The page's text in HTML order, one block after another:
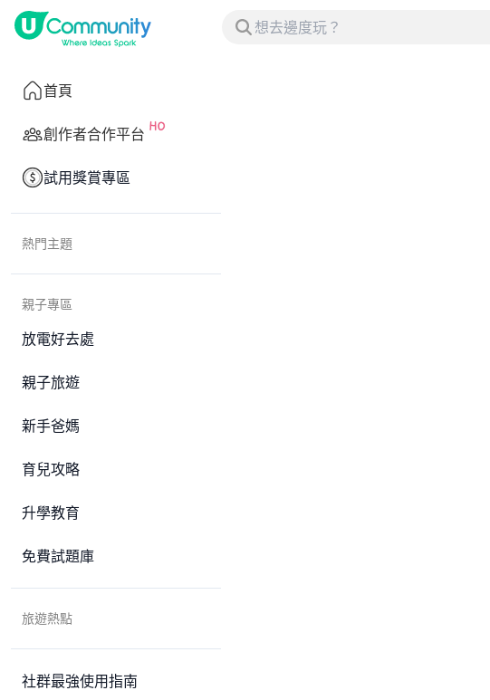
首頁
創作者合作平台
試用獎賞專區
熱門主題
親子專區
放電好去處
親子旅遊
新手爸媽
育兒攻略
升學教育
免費試題庫
旅遊熱點
社群最強使用指南